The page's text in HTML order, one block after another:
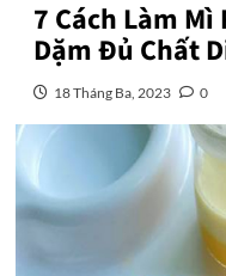
7 Cách Làm Mì
Dặm Đủ Chất
18 Tháng Ba, 2023 0